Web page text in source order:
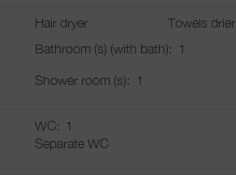
Hair dryer
Towels drier
Bathroom (s) (with bath):
1
Shower room (s): 1
WC:
1
Separate WC